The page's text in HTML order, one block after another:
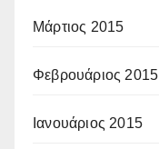
Μάρτιος 2015
Φεβρουάριος 2015
Ιανουάριος 2015